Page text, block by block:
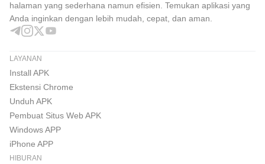
halaman yang sederhana namun efisien. Temukan aplikasi yang
Anda inginkan dengan lebih mudah, cepat, dan aman.
LAYANAN
Install APK
Ekstensi Chrome
Unduh APK
Pembuat Situs Web APK
Windows APP
iPhone APP
HIBURAN